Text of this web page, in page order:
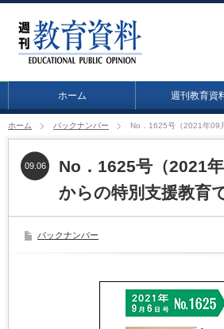
ホーム 週刊教育資
ホーム バックナンバー No．1625号（2021年09
No．1625号（2021
からの特別支援教育
09.06
バックナンバー